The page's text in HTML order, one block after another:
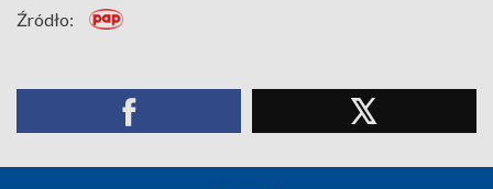
Źródło: